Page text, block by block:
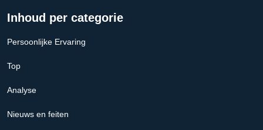
Inhoud per categorie
Persoonlijke Ervaring
Top
Analyse
Nieuws en feiten